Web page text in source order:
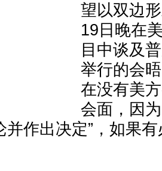
望以双边
19日晚在
目中谈及
举行的会
在没有美
会面，因
并作出决定”，如果